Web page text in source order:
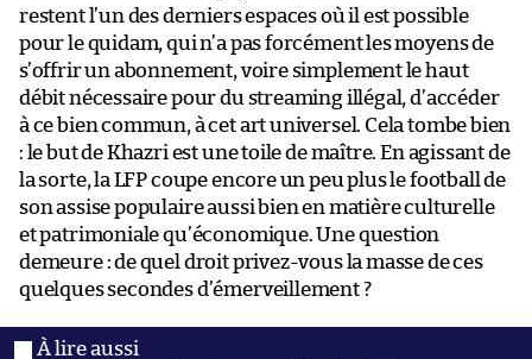
restent l’un des derniers espaces où il est possible
pour le quidam, qui n’a pas forcément les moyens de
s’offrir un abonnement, voire simplement le haut
débit nécessaire pour du streaming illégal, d’accéder
à ce bien commun, à cet art universel. Cela tombe bien
: le but de Khazri est une toile de maître. En agissant de
la sorte, la LFP coupe encore un peu plus le football de
son assise populaire aussi bien en matière culturelle
et patrimoniale qu’économique. Une question
demeure : de quel droit privez-vous la masse de ces
quelques secondes d’émerveillement ?